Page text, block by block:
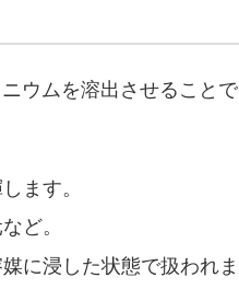
ウムを溶出させることで
ます。
ど。
に浸した状態で扱われま